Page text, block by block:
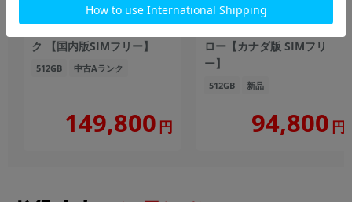
iPhone16 A3286
(MYE23J/A) 512GB ブラッ
ク 【国内版SIMフリー】
512GB 中古Aランク
149,800 円
iPhone14 Plus A2885
(MR663VC/A) 512GB イエ
ロー【カナダ版 SIMフリ
ー】
512GB 新品
94,800 円